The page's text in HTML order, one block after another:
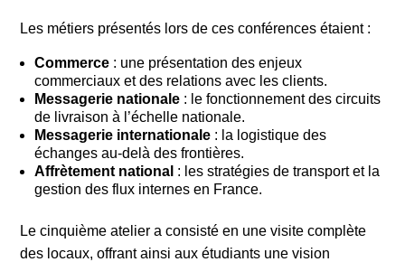
Les métiers présentés lors de ces conférences étaient :
Commerce : une présentation des enjeux
commerciaux et des relations avec les clients.
Messagerie nationale : le fonctionnement des circuits
de livraison à l’échelle nationale.
Messagerie internationale : la logistique des
échanges au-delà des frontières.
Affrètement national : les stratégies de transport et la
gestion des flux internes en France.
Le cinquième atelier a consisté en une visite complète
des locaux, offrant ainsi aux étudiants une vision